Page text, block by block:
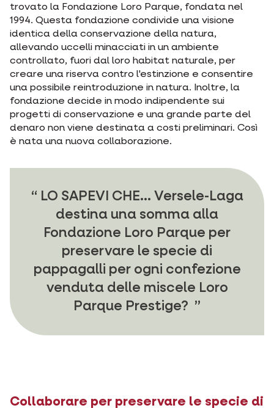
trovato la Fondazione Loro Parque, fondata nel
1994. Questa fondazione condivide una visione
identica della conservazione della natura,
allevando uccelli minacciati in un ambiente
controllato, fuori dal loro habitat naturale, per
creare una riserva contro l'estinzione e consentire
una possibile reintroduzione in natura. Inoltre, la
fondazione decide in modo indipendente sui
progetti di conservazione e una grande parte del
denaro non viene destinata a costi preliminari. Così
è nata una nuova collaborazione.
LO SAPEVI CHE... Versele-Laga
destina una somma alla
Fondazione Loro Parque per
preservare le specie di
pappagalli per ogni confezione
venduta delle miscele Loro
Parque Prestige?
Collaborare per preservare le specie di